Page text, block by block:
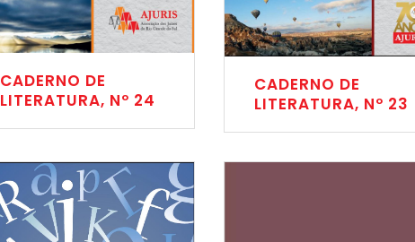
CADERNO DE
LITERATURA, Nº 24
CADERNO DE
LITERATURA, Nº 23